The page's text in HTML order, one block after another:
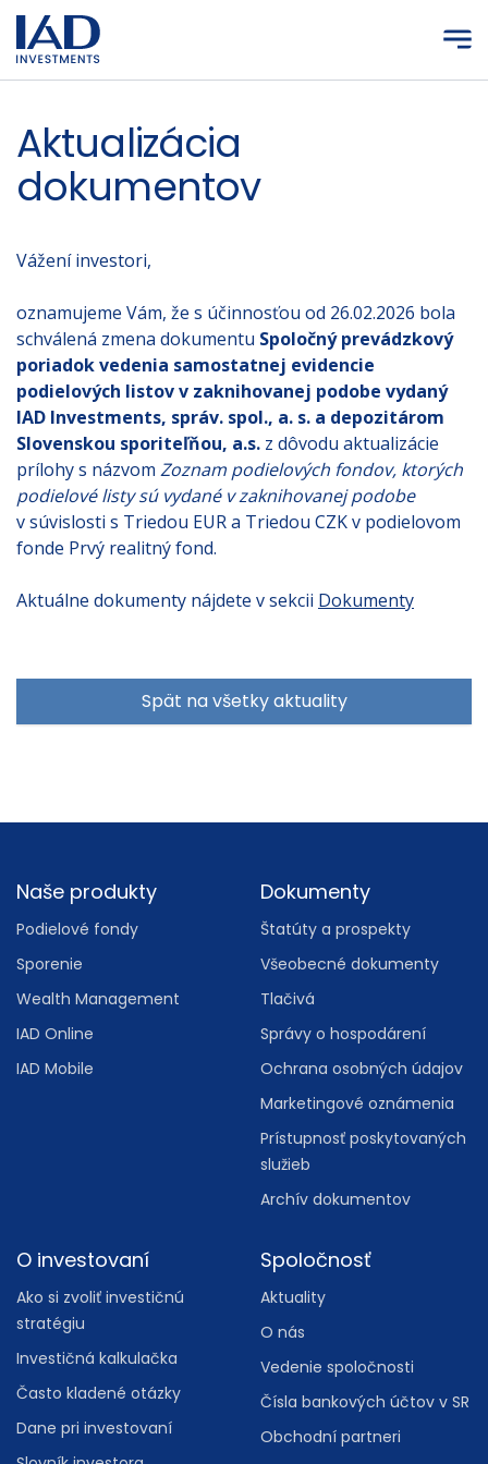
Prejsť na hlavný obsah
Aktualizácia
dokumentov
Vážení investori,
oznamujeme Vám, že s účinnosťou od 26.02.2026 bola
schválená zmena dokumentu Spoločný prevádzkový
poriadok vedenia samostatnej evidencie
podielových listov v zaknihovanej podobe vydaný
IAD Investments, správ. spol., a. s. a depozitárom
Slovenskou sporiteľňou, a.s. z dôvodu aktualizácie
prílohy s názvom Zoznam podielových fondov, ktorých
podielové listy sú vydané v zaknihovanej podobe
v súvislosti s Triedou EUR a Triedou CZK v podielovom
fonde Prvý realitný fond.
Aktuálne dokumenty nájdete v sekcii Dokumenty
Spät na všetky aktuality
Footer
Naše produkty
Podielové fondy
Sporenie
Wealth Management
IAD Online
IAD Mobile
Dokumenty
Štatúty a prospekty
Všeobecné dokumenty
Tlačivá
Správy o hospodárení
Ochrana osobných údajov
Marketingové oznámenia
Prístupnosť poskytovaných
služieb
Archív dokumentov
O investovaní
Ako si zvoliť investičnú
stratégiu
Investičná kalkulačka
Často kladené otázky
Dane pri investovaní
Spoločnosť
Aktuality
O nás
Vedenie spoločnosti
Čísla bankových účtov v SR
Obchodní partneri